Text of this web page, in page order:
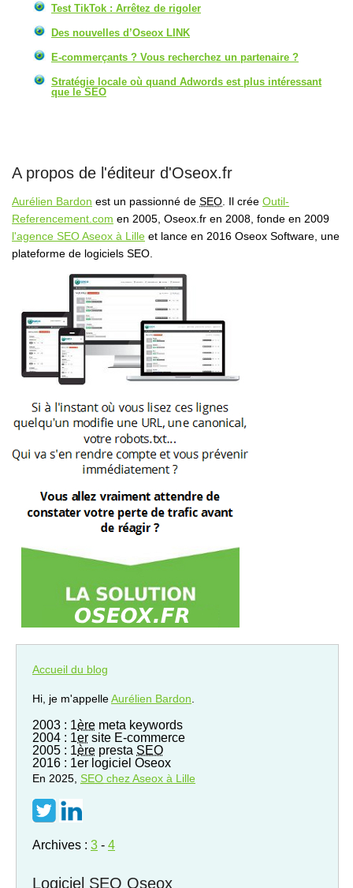
Test TikTok : Arrêtez de rigoler
Des nouvelles d’Oseox LINK
E-commerçants ? Vous recherchez un partenaire ?
Stratégie locale où quand Adwords est plus intéressant
que le SEO
A propos de l'éditeur d'Oseox.fr
Aurélien Bardon est un passionné de SEO . Il crée Outil-
Referencement.com en 2005, Oseox.fr en 2008, fonde en 2009
l'agence SEO Aseox à Lille et lance en 2016 Oseox Software, une
plateforme de logiciels SEO.
Accueil du blog
Hi, je m'appelleAurélien Bardon
2003 : 1ère meta keywords
2004 : 1er site E-commerce
2005 : 1ère presta SEO
2016 : 1er logiciel Oseox
En 2025, SEO chez Aseox à Lille
Archives : 3 - 4
Logiciel SEO Oseox